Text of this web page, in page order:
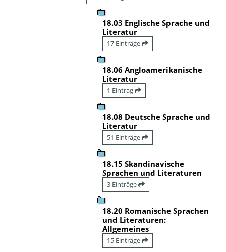
18.03 Englische Sprache und
Literatur
17 Einträge
18.06 Angloamerikanische
Literatur
1 Eintrag
18.08 Deutsche Sprache und
Literatur
51 Einträge
18.15 Skandinavische
Sprachen und Literaturen
3 Einträge
18.20 Romanische Sprachen
und Literaturen:
Allgemeines
15 Einträge